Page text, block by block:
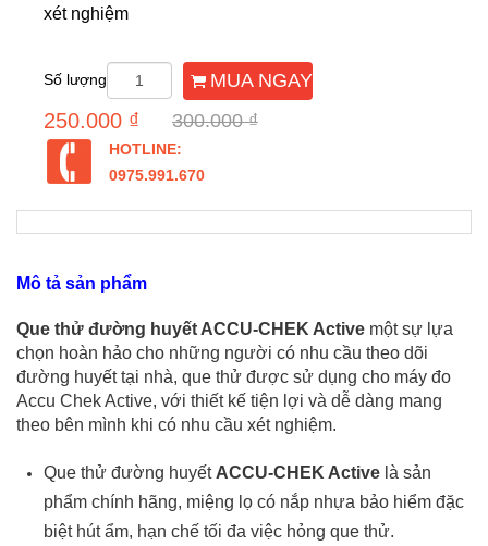
xét nghiệm
Số lượng MUA NGAY
250.000 ₫ 300.000 ₫
HOTLINE:
0975.991.670
Mô tả sản phẩm
Que thử đường huyết ACCU-CHEK Active một sự lựa
chọn hoàn hảo cho những người có nhu cầu theo dõi
đường huyết tại nhà, que thử được sử dụng cho máy đo
Accu Chek Active, với thiết kế tiện lợi và dễ dàng mang
theo bên mình khi có nhu cầu xét nghiệm.
Que thử đường huyết ACCU-CHEK Active là sản
phẩm chính hãng, miệng lọ có nắp nhựa bảo hiểm đặc
biệt hút ẩm, hạn chế tối đa việc hỏng que thử.